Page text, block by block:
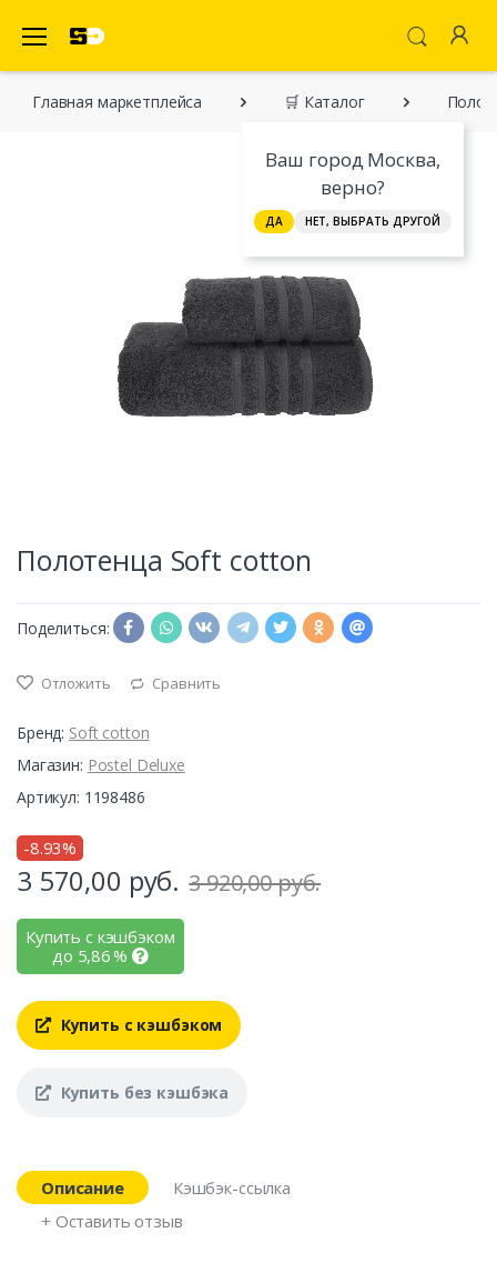
Ваш город Москва,
верно?
ДА НЕТ, ВЫБРАТЬ ДРУГОЙ
Главная марĸетплейса 🛒 Каталог
Полотенца Soft cotton
Поделиться:
Отложить Сравнить
Бренд: Soft cotton
Магазин: Postel Deluxe
Артикул: 1198486
-8.93%
3 570,00 руб. 3 920,00 руб.
Купить с кэшбэком
до 5,86%
Купить с кэшбэком
Купить без кэшбэка
Описание
Кэшбэк-ссылка
+ Оставить отзыв